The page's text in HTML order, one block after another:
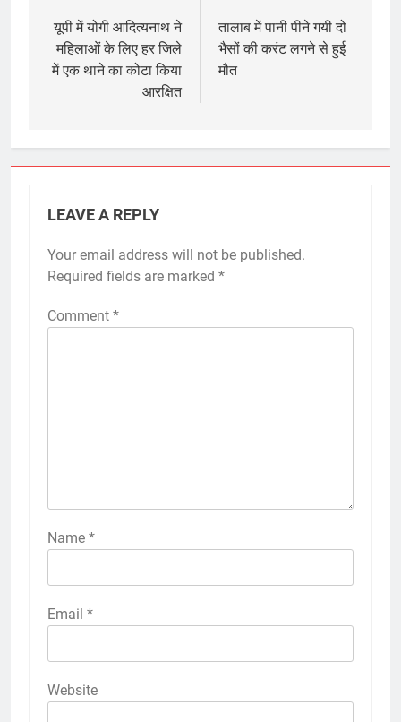
navigation
यूपी में योगी आदित्यनाथ ने
महिलाओं के लिए हर जिले
में एक थाने का कोटा किया
आरक्षित
तालाब में पानी पीने गयी दो
भैसों की करंट लगने से हुई
मौत
LEAVE A REPLY
Your email address will not be published.
Required fields are marked *
Comment *
Name *
Email *
Website